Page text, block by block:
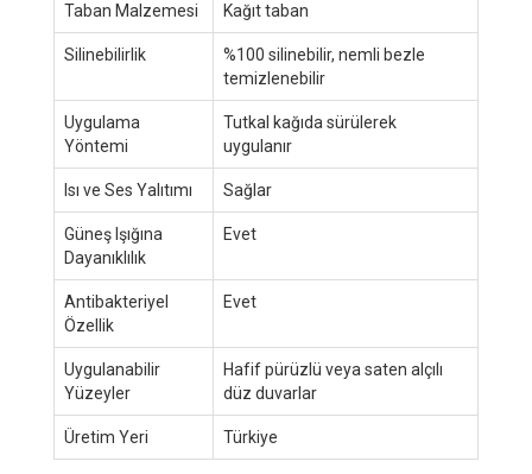
Taban Malzemesi Kağıt taban
Silinebilirlik
%100 silinebilir, nemli bezle
temizlenebilir
Uygulama
Yöntemi
Tutkal kağıda sürülerek
uygulanır
Isı ve Ses Yalıtımı Sağlar
Güneş Işığına
Dayanıklılık
Evet
Antibakteriyel
Özellik
Evet
Uygulanabilir
Yüzeyler
Hafif pürüzlü veya saten alçılı
düz duvarlar
Üretim Yeri Türkiye